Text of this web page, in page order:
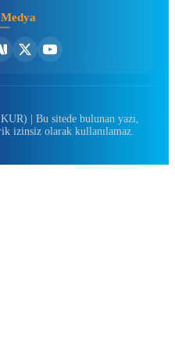
| Bu sitede bulunan yazı,
izinsiz olarak kullanılamaz.